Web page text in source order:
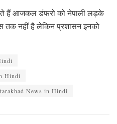
हैं आजकल डंफरो को नेपाली लड़के
तक नहीं है लेकिन प्रशासन इनको
Hindi
News in Hindi